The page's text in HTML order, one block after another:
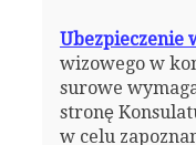
Ubezpieczenie
wizowego w
surowe
stronę
w celu